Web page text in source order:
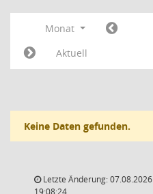
Monat
Aktuell
Keine Daten gefunden.
Letzte Änderung: 07.08.2026
19:08:24